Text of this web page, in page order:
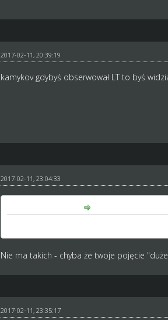
2017-02-11, 20:39:19
kamykov gdybyś obserwował LT to byś
2017-02-11, 23:04:33
Nie ma takich - chyba że twoje pojęcie
2017-02-11, 23:35:17